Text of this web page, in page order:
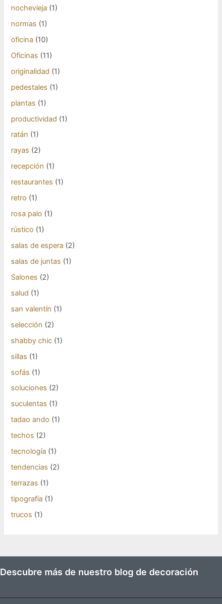
nochevieja (1)
normas (1)
oficina (10)
Oficinas (11)
originalidad (1)
pedestales (1)
plantas (1)
productividad (1)
ratán (1)
rayas (2)
recepción (1)
restaurantes (1)
retro (1)
rosa palo (1)
rústico (1)
salas de espera (2)
salas de juntas (1)
Salones (2)
salud (1)
san valentín (1)
selección (2)
shabby chic (1)
sillas (1)
sofás (1)
soluciones (2)
suculentas (1)
tadao ando (1)
techos (2)
tecnología (1)
tendencias (2)
terrazas (1)
tipografía (1)
trucos (1)
Descubre más de nuestro blog de decoración